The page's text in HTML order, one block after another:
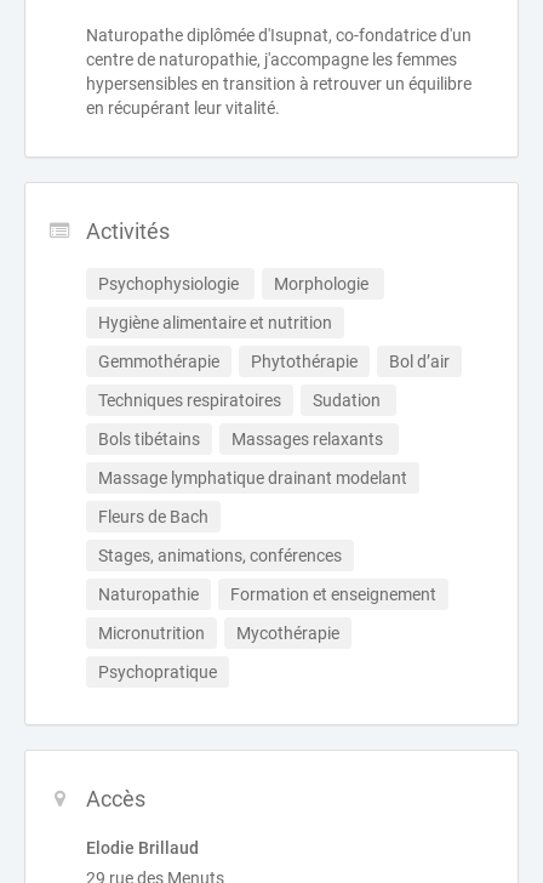
Naturopathe diplômée d'Isupnat, co-fondatrice d'un
centre de naturopathie, j'accompagne les femmes
hypersensibles en transition à retrouver un équilibre
en récupérant leur vitalité.
Activités
Psychophysiologie
Morphologie
Hygiène alimentaire et nutrition
Gemmothérapie
Phytothérapie
Bol d’air
Techniques respiratoires
Sudation
Bols tibétains
Massages relaxants
Massage lymphatique drainant modelant
Fleurs de Bach
Stages, animations, conférences
Naturopathie
Formation et enseignement
Micronutrition
Mycothérapie
Psychopratique
Accès
Elodie Brillaud
29 rue des Menuts